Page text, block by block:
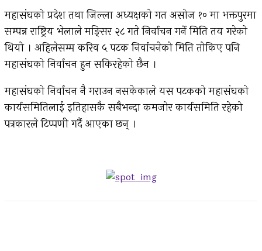
महासंघको प्रदेश तथा जिल्ला अध्यक्षको गत असोज १० मा भक्तपुरमा
सम्पन्न राष्ट्रिय भेलाले मङ्सिर २८ गते निर्वाचन गर्ने मिति तय गरेको
थियो । अहिलेसम्म करिव ५ पटक निर्वाचनेको मिति तोकिए पनि
महासंघको निर्वाचन हुन सकिरहेको छैन ।
महासंघको निर्वाचन नै गराउन नसकेकाले यस पटकको महासंघको
कार्यसमितिलाई इतिहासकै सबैभन्दा कमजोर कार्यसमिति रहेको
पत्रकारले टिप्पणी गर्दै आएका छन् ।